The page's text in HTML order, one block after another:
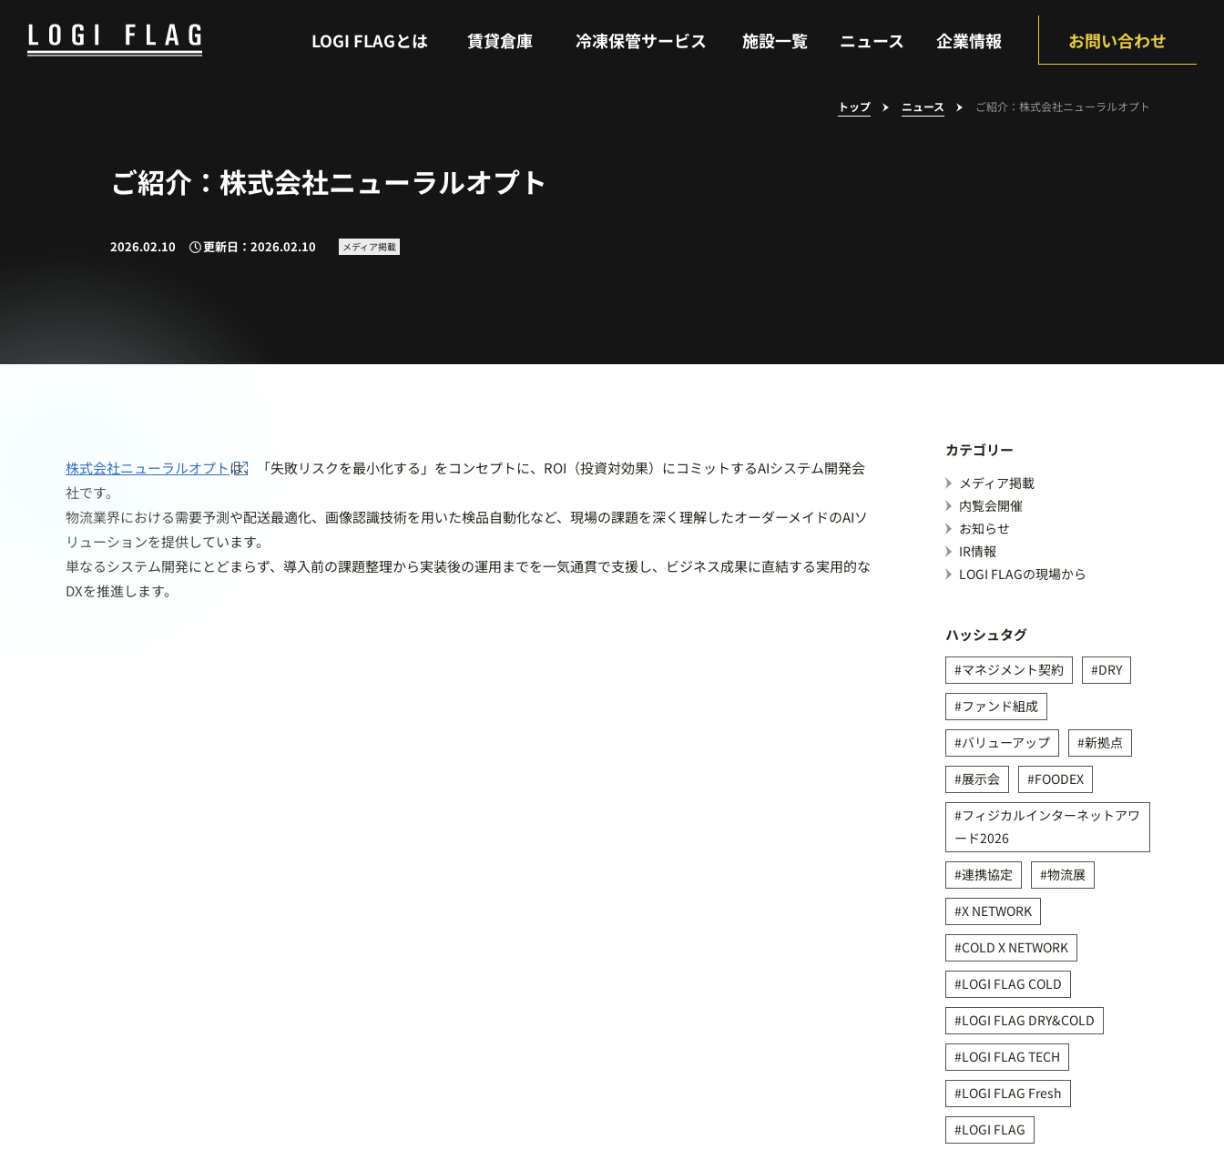
LOGI FLAGとは 賃貸倉庫 冷凍保管サービス 施設一覧 ニュース 企業情報 お問い合わせ
トップ ニュース ご紹介：株式会社ニューラルオプト
ご紹介：株式会社ニューラルオプト
2026.02.10 更新日：2026.02.10 メディア掲載
株式会社ニューラルオプトは、「失敗リスクを最小化する」をコンセプトに、ROI（投資対効果）にコミットするAIシステム開発会
社です。
物流業界における需要予測や配送最適化、画像認識技術を用いた検品自動化など、現場の課題を深く理解したオーダーメイドのAIソ
リューションを提供しています。
単なるシステム開発にとどまらず、導入前の課題整理から実装後の運用までを一気通貫で支援し、ビジネス成果に直結する実用的な
DXを推進します。
カテゴリー
メディア掲載
内覧会開催
お知らせ
IR情報
LOGI FLAGの現場から
ハッシュタグ
マネジメント契約
DRY
ファンド組成
バリューアップ
新拠点
展示会
FOODEX
フィジカルインターネットアワ
ード2026
連携協定
物流展
X NETWORK
COLD X NETWORK
LOGI FLAG COLD
LOGI FLAG DRY&COLD
LOGI FLAG TECH
LOGI FLAG Fresh
LOGI FLAG